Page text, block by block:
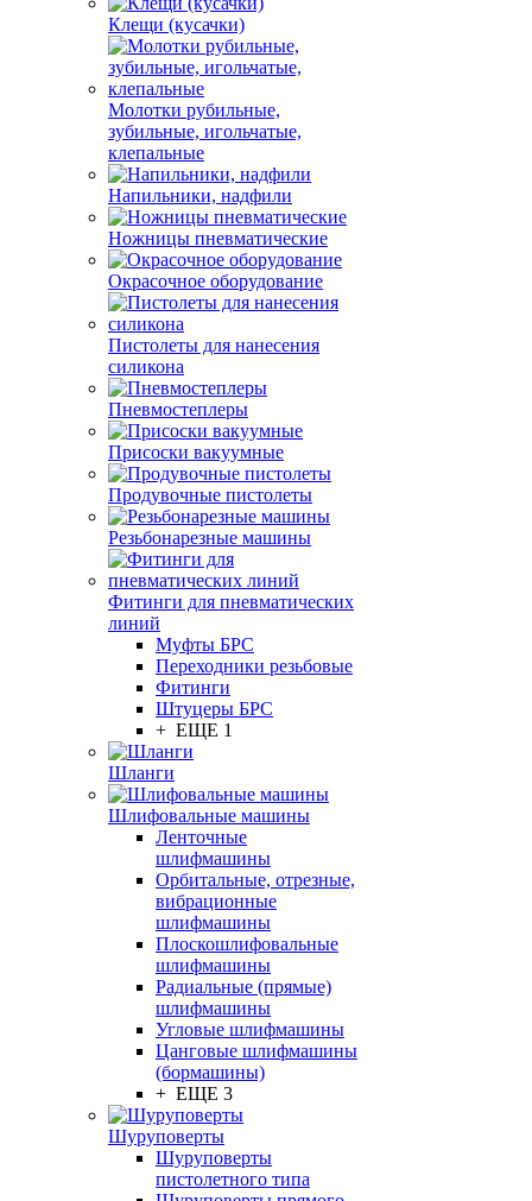
Клещи (кусачки)
Молотки рубильные,
зубильные, игольчатые,
клепальные
Напильники, надфили
Ножницы пневматические
Окрасочное оборудование
Пистолеты для нанесения
силикона
Пневмостеплеры
Присоски вакуумные
Продувочные пистолеты
Резьбонарезные машины
Фитинги для пневматических
линий
Муфты БРС
Переходники резьбовые
Фитинги
Штуцеры БРС
+ ЕЩЕ 1
Шланги
Шлифовальные машины
Ленточные
шлифмашины
Орбитальные, отрезные,
вибрационные
шлифмашины
Плоскошлифовальные
шлифмашины
Радиальные (прямые)
шлифмашины
Угловые шлифмашины
Цанговые шлифмашины
(бормашины)
+ ЕЩЕ 3
Шуруповерты
Шуруповерты
пистолетного типа